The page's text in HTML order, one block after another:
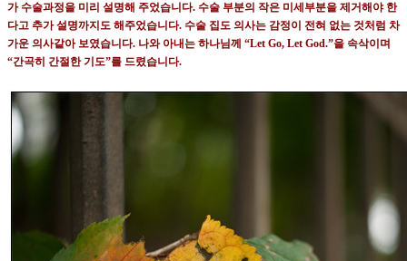
가 수술과정을 미리 설명해 주었습니다. 수술 부분의 작은 미세부분을 제거해야 한
다고 추가 설명까지도 해주었습니다. 수술 집도 의사는 감정이 전혀 없는 것처럼 차
가운 의사같아 보였습니다. 나와 아내는 하나님께 “Let Go, Let God.”을 속삭이며
“간곡히 간절한 기도”를 드렸습니다.